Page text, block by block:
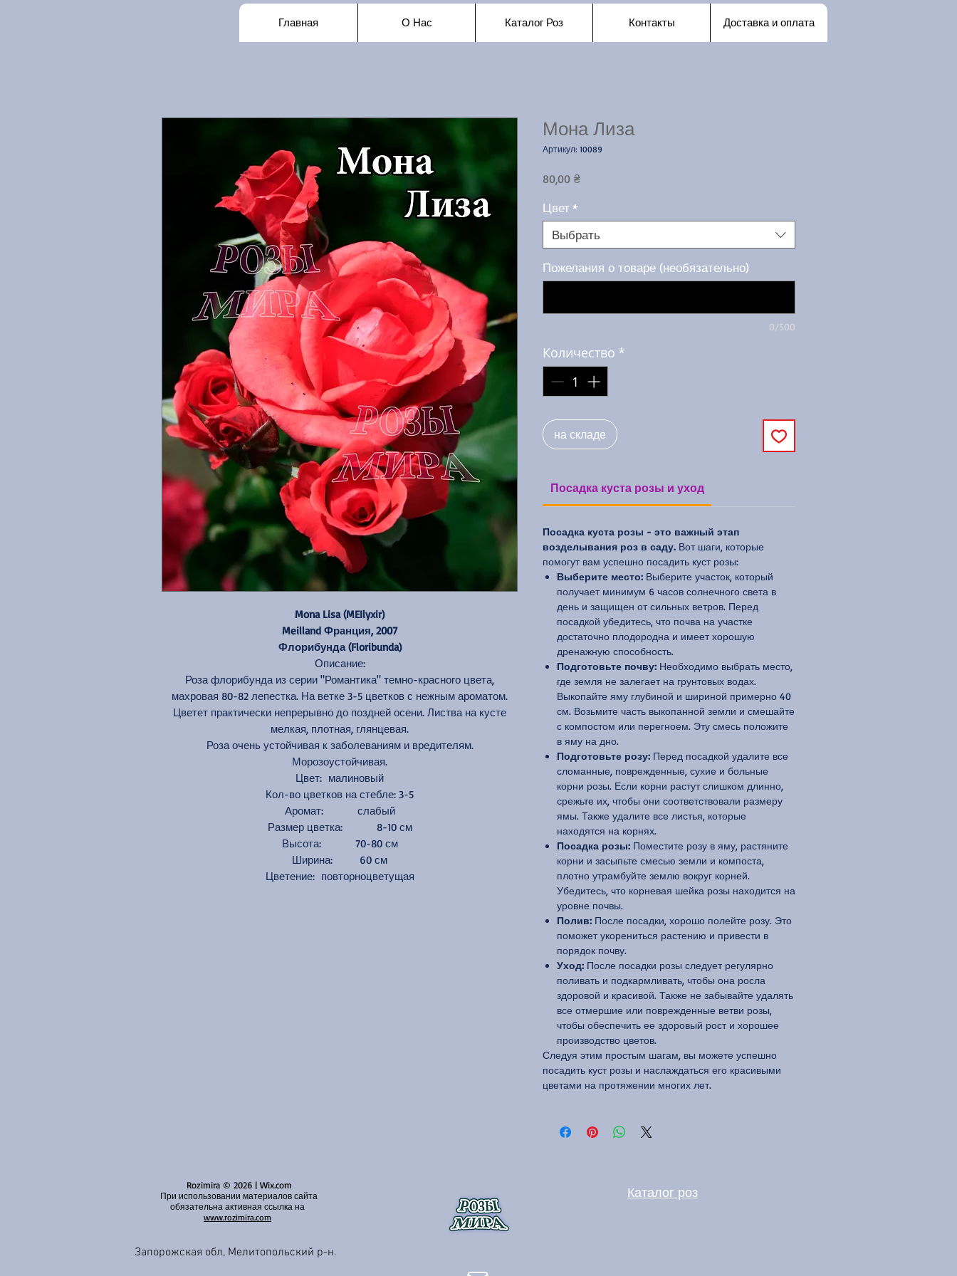
Главная О Нас Каталог Роз Контакты Доставка и оплата
Mona Lisa (MEIlyxir)
Meilland Франция, 2007
Флорибунда (Floribunda)
Описание:
Роза флорибунда из серии "Романтика" темно-красного цвета,
махровая 80-82 лепестка. На ветке 3-5 цветков с нежным ароматом.
Цветет практически непрерывно до поздней осени. Листва на кусте
мелкая, плотная, глянцевая.
Роза очень устойчивая к заболеваниям и вредителям.
Морозоустойчивая.
Цвет: малиновый
Кол-во цветков на стебле: 3-5
Аромат: слабый
Размер цветка: 8-10 см
Высота: 70-80 см
Ширина: 60 см
Цветение: повторноцветущая
Мона Лиза
Артикул: 10089
80,00 ₴Цена
Цвет*
Выбрать
Пожелания о товаре (необязательно)
0/500
Количество *
на складе
Посадка куста розы и уход
Посадка куста розы - это важный этап
возделывания роз в саду. Вот шаги, которые
помогут вам успешно посадить куст розы:
Выберите место: Выберите участок, который
получает минимум 6 часов солнечного света в
день и защищен от сильных ветров. Перед
посадкой убедитесь, что почва на участке
достаточно плодородна и имеет хорошую
дренажную способность.
Подготовьте почву: Необходимо выбрать место,
где земля не залегает на грунтовых водах.
Выкопайте яму глубиной и шириной примерно 40
см. Возьмите часть выкопанной земли и смешайте
с компостом или перегноем. Эту смесь положите
в яму на дно.
Подготовьте розу: Перед посадкой удалите все
сломанные, поврежденные, сухие и больные
корни розы. Если корни растут слишком длинно,
срежьте их, чтобы они соответствовали размеру
ямы. Также удалите все листья, которые
находятся на корнях.
Посадка розы: Поместите розу в яму, растяните
корни и засыпьте смесью земли и компоста,
плотно утрамбуйте землю вокруг корней.
Убедитесь, что корневая шейка розы находится на
уровне почвы.
Полив: После посадки, хорошо полейте розу. Это
поможет укорениться растению и привести в
порядок почву.
Уход: После посадки розы следует регулярно
поливать и подкармливать, чтобы она росла
здоровой и красивой. Также не забывайте удалять
все отмершие или поврежденные ветви розы,
чтобы обеспечить ее здоровый рост и хорошее
производство цветов.
Следуя этим простым шагам, вы можете успешно
посадить куст розы и наслаждаться его красивыми
цветами на протяжении многих лет.
Rozimira © 2026 | Wix.com
При использовании материалов сайта
обязательна активная ссылка на
www.rozimira.com
Запорожская обл, Мелитопольский р-н.
Каталог роз